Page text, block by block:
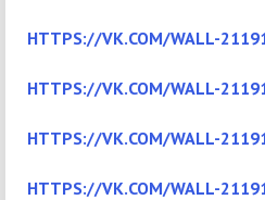
HTTPS://VK.COM/WALL-
HTTPS://VK.COM/WALL-
HTTPS://VK.COM/WALL-
HTTPS://VK.COM/WALL-